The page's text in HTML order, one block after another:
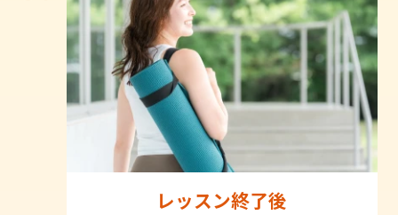
レッスン終了後